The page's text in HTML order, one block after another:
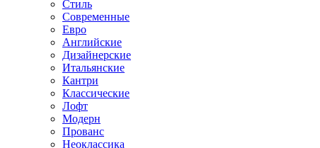
Стиль
Современные
Евро
Английские
Дизайнерские
Итальянские
Кантри
Классические
Лофт
Модерн
Прованс
Неоклассика